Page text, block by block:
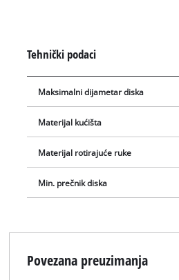
Tehnički podaci
Maksimalni dijametar diska
Materijal kućišta
Materijal rotirajuće ruke
Min. prečnik diska
Povezana preuzimanja